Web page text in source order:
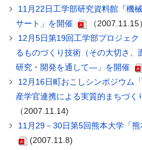
11月22日工学部研究資料館『機
サート」を開催
（2007.11.15）
12月5日第19回工学部プロジェク
るものづくり技術（その大切さ
研究・開発を通して―」を開催
12月16日町おこしシンポジウム
産学官連携による実質的まちづく
（2007.11.14)
11月29－30日第5回熊本大学「
(2007.11.8)